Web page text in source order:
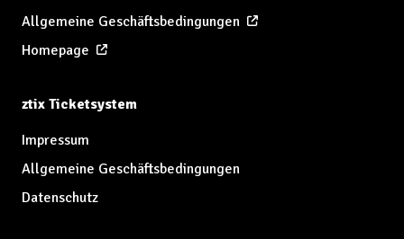
Allgemeine Geschäftsbedingungen
Homepage
ztix Ticketsystem
Impressum
Allgemeine Geschäftsbedingungen
Datenschutz